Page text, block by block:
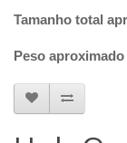
Tamanho total
Peso aproximado